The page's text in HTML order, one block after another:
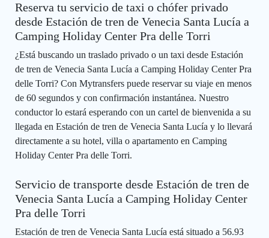
Reserva tu servicio de taxi o chófer privado
desde Estación de tren de Venecia Santa Lucía a
Camping Holiday Center Pra delle Torri
¿Está buscando un traslado privado o un taxi desde Estación
de tren de Venecia Santa Lucía a Camping Holiday Center Pra
delle Torri? Con Mytransfers puede reservar su viaje en menos
de 60 segundos y con confirmación instantánea. Nuestro
conductor lo estará esperando con un cartel de bienvenida a su
llegada en Estación de tren de Venecia Santa Lucía y lo llevará
directamente a su hotel, villa o apartamento en Camping
Holiday Center Pra delle Torri.
Servicio de transporte desde Estación de tren de
Venecia Santa Lucía a Camping Holiday Center
Pra delle Torri
Estación de tren de Venecia Santa Lucía está situado a 56.93